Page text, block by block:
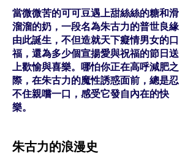
當微微苦的可可豆遇上甜絲絲的糖和滑
溜溜的奶，一段名為朱古力的普世良緣
由此誕生，不但造就天下癡情男女的口
福，還為多少個宣揚愛與祝福的節日送
上歡愉與喜樂。哪怕你正在高呼減肥之
際，在朱古力的魔性誘惑面前，總是忍
不住親嚐一口，感受它發自內在的快
樂。
朱古力的浪漫史